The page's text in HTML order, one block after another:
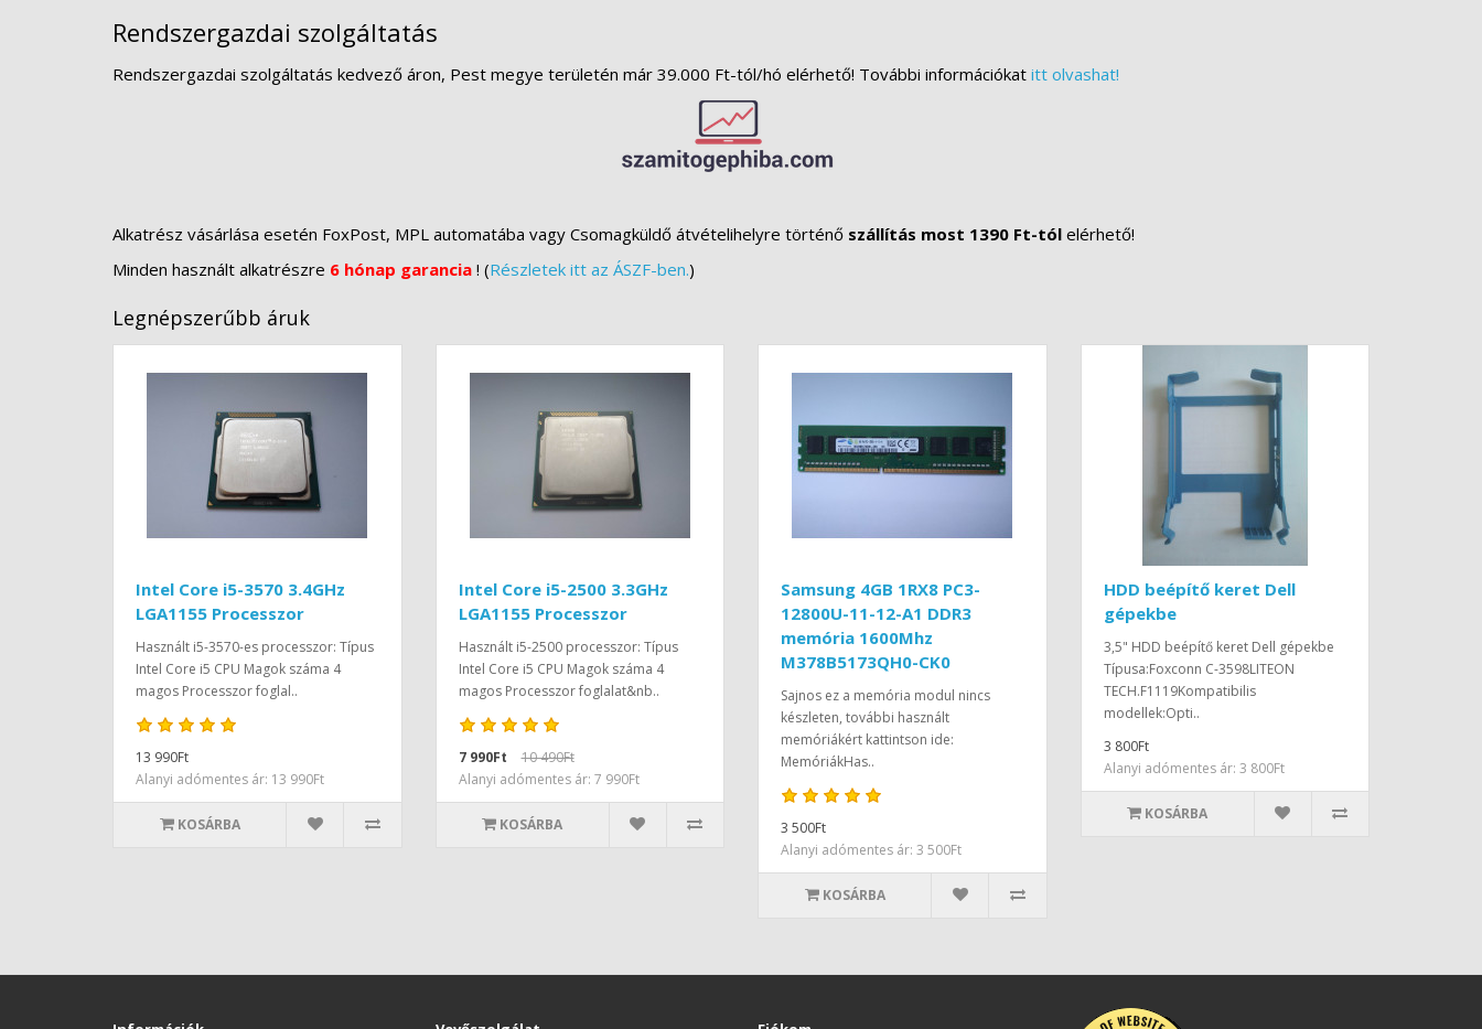
Rendszergazdai szolgáltatás
Rendszergazdai szolgáltatás kedvező áron, Pest megye területén már 39.000 Ft-tól/hó elérhető! További információkat itt olvashat!
Alkatrész vásárlása esetén FoxPost, MPL automatába vagy Csomagküldő átvételihelyre történő szállítás most 1390 Ft-tól elérhető!
Minden használt alkatrészre 6 hónap garancia ! (Részletek itt az ÁSZF-ben.)
Legnépszerűbb áruk
Intel Core i5-3570 3.4GHz
LGA1155 Processzor
Használt i5-3570-es processzor: Típus
Intel Core i5 CPU Magok száma 4
magos Processzor foglal..
13 990Ft
Alanyi adómentes ár: 13 990Ft
KOSÁRBA
Intel Core i5-2500 3.3GHz
LGA1155 Processzor
Használt i5-2500 processzor: Típus
Intel Core i5 CPU Magok száma 4
magos Processzor foglalat&nb..
7 990Ft
10 490Ft
Alanyi adómentes ár: 7 990Ft
KOSÁRBA
Samsung 4GB 1RX8 PC3-
12800U-11-12-A1 DDR3
memória 1600Mhz
M378B5173QH0-CK0
Sajnos ez a memória modul nincs
készleten, további használt
memóriákért kattintson ide:
MemóriákHas..
3 500Ft
Alanyi adómentes ár: 3 500Ft
KOSÁRBA
HDD beépítő keret Dell
gépekbe
3,5" HDD beépítő keret Dell gépekbe
Típusa:Foxconn C-3598LITEON
TECH.F1119Kompatibilis
modellek:Opti..
3 800Ft
Alanyi adómentes ár: 3 800Ft
KOSÁRBA